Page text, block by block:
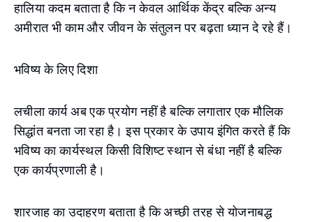
हालिया कदम बताता है कि न केवल आर्थिक केंद्र बल्कि अन्य
अमीरात भी काम और जीवन के संतुलन पर बढ़ता ध्यान दे रहे हैं।
भविष्य के लिए दिशा
लचीला कार्य अब एक प्रयोग नहीं है बल्कि लगातार एक मौलिक
सिद्धांत बनता जा रहा है। इस प्रकार के उपाय इंगित करते हैं कि
भविष्य का कार्यस्थल किसी विशिष्ट स्थान से बंधा नहीं है बल्कि
एक कार्यप्रणाली है।
शारजाह का उदाहरण बताता है कि अच्छी तरह से योजनाबद्ध